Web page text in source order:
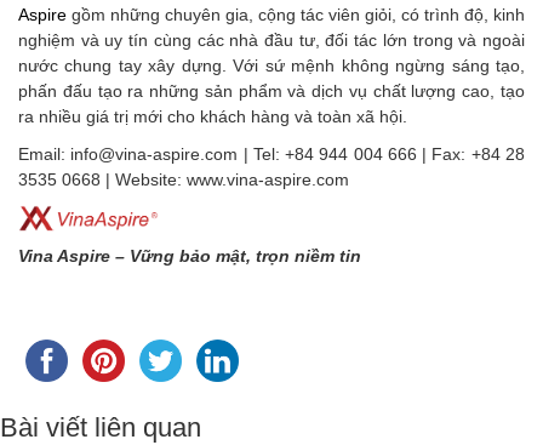
Aspire gồm những chuyên gia, cộng tác viên giỏi, có trình độ, kinh
nghiệm và uy tín cùng các nhà đầu tư, đối tác lớn trong và ngoài
nước chung tay xây dựng. Với sứ mệnh không ngừng sáng tạo,
phấn đấu tạo ra những sản phẩm và dịch vụ chất lượng cao, tạo
ra nhiều giá trị mới cho khách hàng và toàn xã hội.
Email: info@vina-aspire.com | Tel: +84 944 004 666 | Fax: +84 28
3535 0668 | Website: www.vina-aspire.com
Vina Aspire – Vững bảo mật, trọn niềm tin
Bài viết liên quan